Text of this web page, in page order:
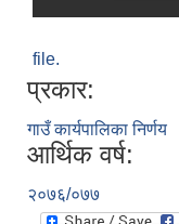
file.
प्रकार:
गाउँ कार्यपालिका निर्णय
आर्थिक वर्ष:
२०७६/०७७